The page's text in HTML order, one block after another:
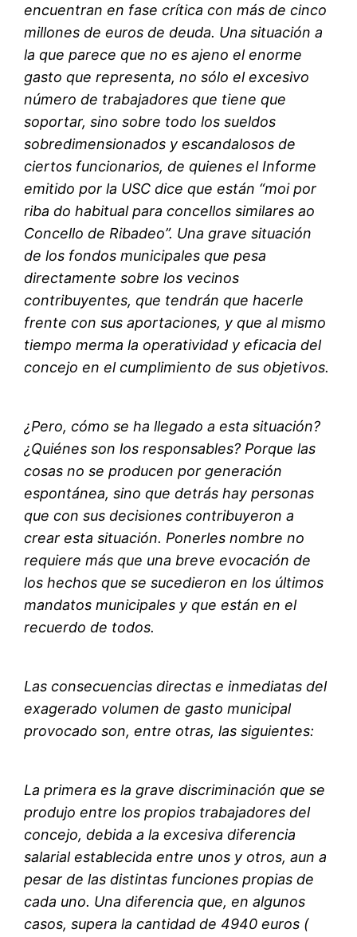
encuentran en fase crítica con más de cinco
millones de euros de deuda. Una situación a
la que parece que no es ajeno el enorme
gasto que representa, no sólo el excesivo
número de trabajadores que tiene que
soportar, sino sobre todo los sueldos
sobredimensionados y escandalosos de
ciertos funcionarios, de quienes el Informe
emitido por la USC dice que están “moi por
riba do habitual para concellos similares ao
Concello de Ribadeo”. Una grave situación
de los fondos municipales que pesa
directamente sobre los vecinos
contribuyentes, que tendrán que hacerle
frente con sus aportaciones, y que al mismo
tiempo merma la operatividad y eficacia del
concejo en el cumplimiento de sus objetivos.
¿Pero, cómo se ha llegado a esta situación?
¿Quiénes son los responsables? Porque las
cosas no se producen por generación
espontánea, sino que detrás hay personas
que con sus decisiones contribuyeron a
crear esta situación. Ponerles nombre no
requiere más que una breve evocación de
los hechos que se sucedieron en los últimos
mandatos municipales y que están en el
recuerdo de todos.
Las consecuencias directas e inmediatas del
exagerado volumen de gasto municipal
provocado son, entre otras, las siguientes:
La primera es la grave discriminación que se
produjo entre los propios trabajadores del
concejo, debida a la excesiva diferencia
salarial establecida entre unos y otros, aun a
pesar de las distintas funciones propias de
cada uno. Una diferencia que, en algunos
casos, supera la cantidad de 4940 euros (